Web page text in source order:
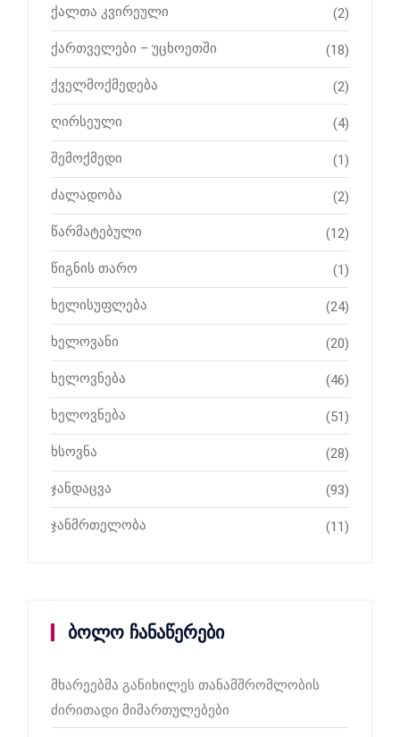
ქალთა კვირეული (2)
ქართველები – უცხოეთში (18)
ქველმოქმედება (2)
ღირსეული (4)
შემოქმედი (1)
ძალადობა (2)
წარმატებული (12)
წიგნის თარო (1)
ხელისუფლება (24)
ხელოვანი (20)
ხელოვნება (46)
ხელოვნება (51)
ხსოვნა (28)
ჯანდაცვა (93)
ჯანმრთელობა (11)
ბოლო ჩანაწერები
მხარეებმა განიხილეს თანამშრომლობის
ძირითადი მიმართულებები